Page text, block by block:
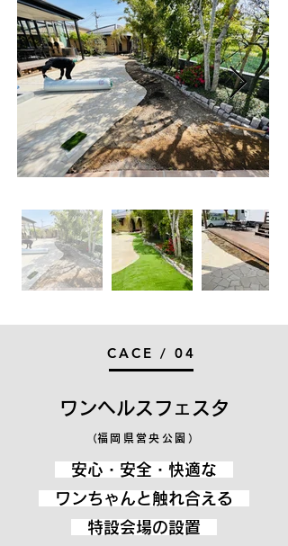
CACE / 04
ワンヘルスフェスタ
​（福岡県営央公園）
安心・安全・快適な
ワンちゃんと触れ合える
​ 特設会場の設置